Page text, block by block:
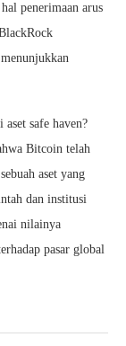
penerimaan arus
safe haven?
Bitcoin telah
aset yang
dan institusi
nilainya
pasar global